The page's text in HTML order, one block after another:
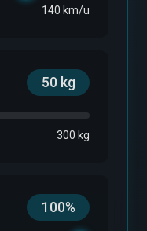
140 km/u
50 kg
300 kg
100%